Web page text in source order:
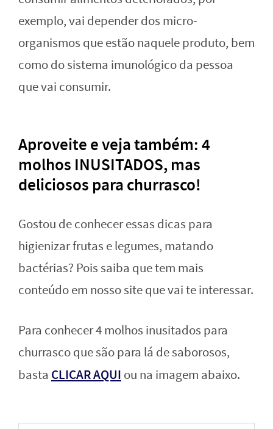
exemplo, vai depender dos micro-
organismos que estão naquele produto, bem
como do sistema imunológico da pessoa
que vai consumir.
Aproveite e veja também: 4
molhos INUSITADOS, mas
deliciosos para churrasco!
Gostou de conhecer essas dicas para
higienizar frutas e legumes, matando
bactérias? Pois saiba que tem mais
conteúdo em nosso site que vai te interessar.
Para conhecer 4 molhos inusitados para
churrasco que são para lá de saborosos,
basta CLICAR AQUI ou na imagem abaixo.